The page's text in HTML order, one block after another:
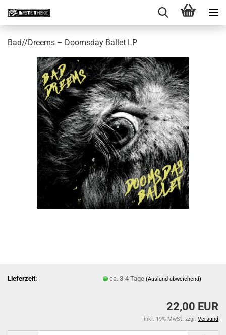
Bad//Dreems – Doomsday Ballet LP
Lieferzeit: ca. 3-4 Tage(Ausland abweichend)
22,00 EUR
inkl. 19% MwSt. zzgl. Versand